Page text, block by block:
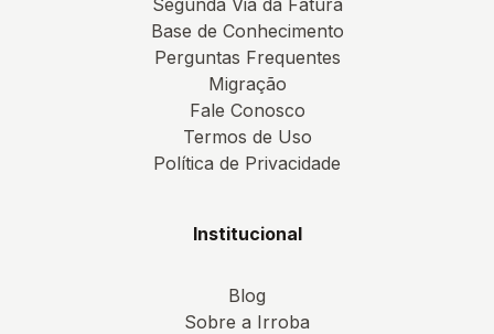
Segunda Via da Fatura
Base de Conhecimento
Perguntas Frequentes
Migração
Fale Conosco
Termos de Uso
Política de Privacidade
Institucional
Blog
Sobre a Irroba